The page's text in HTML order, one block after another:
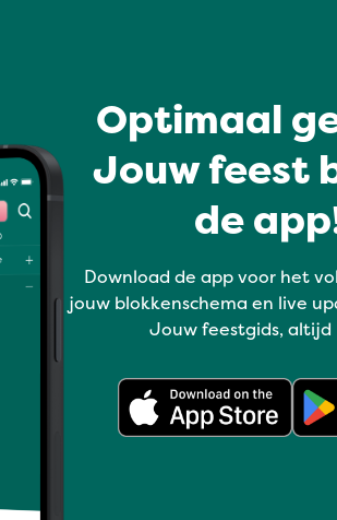
programma
Optimaal
Jouw feest
de
Download de app voor het
jouw blokkenschema en live
Jouw feestgids, altijd